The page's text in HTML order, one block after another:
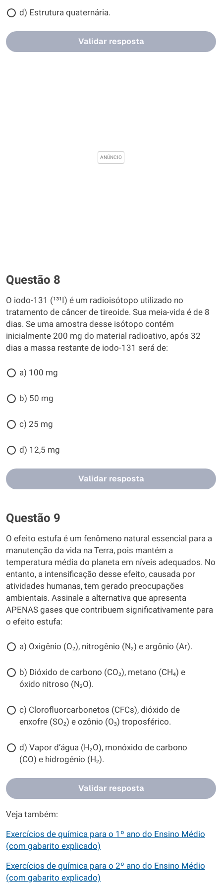
d) Estrutura quaternária.
Validar resposta
Questão 8
O iodo-131 (¹³¹I) é um radioisótopo utilizado no
tratamento de câncer de tireoide. Sua meia-vida é de 8
dias. Se uma amostra desse isótopo contém
inicialmente 200 mg do material radioativo, após 32
dias a massa restante de iodo-131 será de:
a) 100 mg
b) 50 mg
c) 25 mg
d) 12,5 mg
Validar resposta
Questão 9
O efeito estufa é um fenômeno natural essencial para a
manutenção da vida na Terra, pois mantém a
temperatura média do planeta em níveis adequados. No
entanto, a intensificação desse efeito, causada por
atividades humanas, tem gerado preocupações
ambientais. Assinale a alternativa que apresenta
APENAS gases que contribuem significativamente para
o efeito estufa:
a) Oxigênio (O₂), nitrogênio (N₂) e argônio (Ar).
b) Dióxido de carbono (CO₂), metano (CH₄) e
óxido nitroso (N₂O).
c) Clorofluorcarbonetos (CFCs), dióxido de
enxofre (SO₂) e ozônio (O₃) troposférico.
d) Vapor dʼágua (H₂O), monóxido de carbono
(CO) e hidrogênio (H₂).
Validar resposta
Veja também:
Exercícios de química para o 1º ano do Ensino Médio
(com gabarito explicado)
Exercícios de química para o 2º ano do Ensino Médio
(com gabarito explicado)